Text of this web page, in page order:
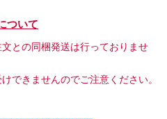
ついて
との同梱発送は行っておりませ
できませんのでご注意ください。